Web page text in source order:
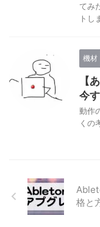
てみ
トし
機材
【
今
動作
くの
格と